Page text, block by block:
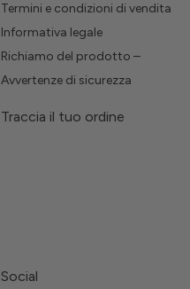
Termini e condizioni di vendita
Informativa legale
Richiamo del prodotto –
Avvertenze di sicurezza
Traccia il tuo ordine
Social